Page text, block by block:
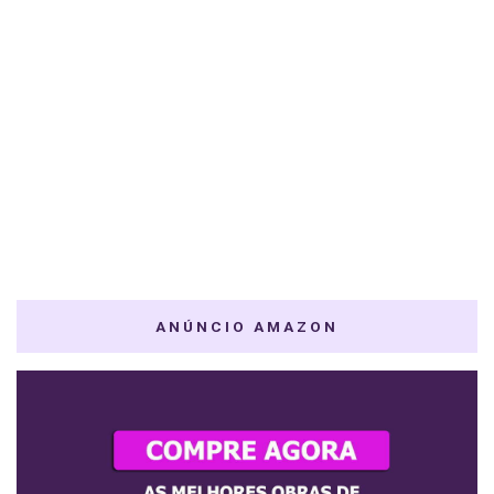
ANÚNCIO AMAZON